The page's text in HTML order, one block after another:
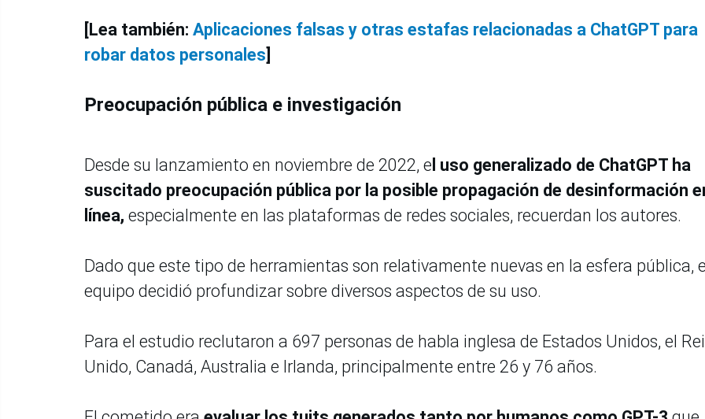
[Lea también: Aplicaciones falsas y otras estafas relacionadas a ChatGPT para
robar datos personales]
Preocupación pública e investigación
Desde su lanzamiento en noviembre de 2022, e l uso generalizado de ChatGPT ha
suscitado preocupación pública por la posible propagación de desinformación
línea, especialmente en las plataformas de redes sociales, recuerdan los autores.
Dado que este tipo de herramientas son relativamente nuevas en la esfera pública,
equipo decidió profundizar sobre diversos aspectos de su uso.
Para el estudio reclutaron a 697 personas de habla inglesa de Estados Unidos, el
Unido, Canadá, Australia e Irlanda, principalmente entre 26 y 76 años.